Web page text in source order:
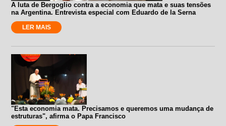
A luta de Bergoglio contra a economia que mata e suas tensões
na Argentina. Entrevista especial com Eduardo de la Serna
LER MAIS
"Esta economia mata. Precisamos e queremos uma mudança de
estruturas", afirma o Papa Francisco